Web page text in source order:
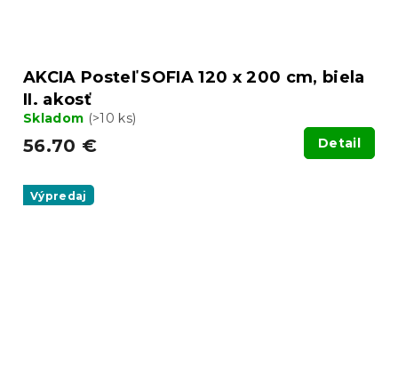
AKCIA Posteľ SOFIA 120 x 200 cm, biela
II. akosť
Skladom (>10 ks)
56.70 € Detail
Výpredaj